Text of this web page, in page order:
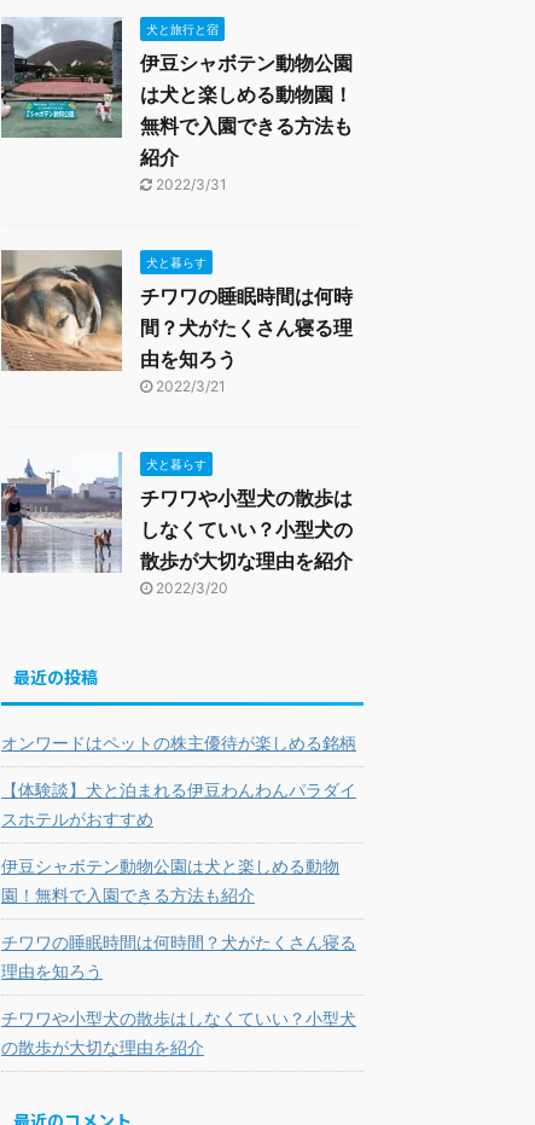
犬と旅行と宿
伊豆シャボテン動物公園
は犬と楽しめる動物園！
無料で入園できる方法も
紹介
2022/3/31
犬と暮らす
チワワの睡眠時間は何時
間？犬がたくさん寝る理
由を知ろう
2022/3/21
犬と暮らす
チワワや小型犬の散歩は
しなくていい？小型犬の
散歩が大切な理由を紹介
2022/3/20
最近の投稿
オンワードはペットの株主優待が楽しめる銘柄
【体験談】犬と泊まれる伊豆わんわんパラダイ
スホテルがおすすめ
伊豆シャボテン動物公園は犬と楽しめる動物
園！無料で入園できる方法も紹介
チワワの睡眠時間は何時間？犬がたくさん寝る
理由を知ろう
チワワや小型犬の散歩はしなくていい？小型犬
の散歩が大切な理由を紹介
最近のコメント